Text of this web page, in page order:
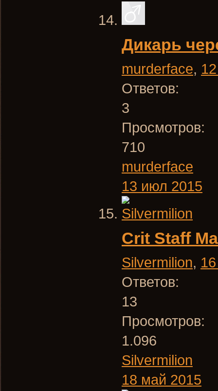
Дикарь
murderface,
Ответов:
3
Просмотров:
710
murderface
13 июл 2015
Crit Staff
Silvermilion,
Ответов:
13
Просмотров:
1.096
Silvermilion
18 май 2015